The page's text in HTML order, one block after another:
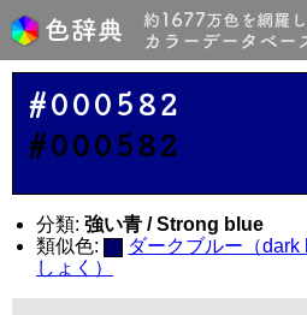
#000582
#000582
分類: 強い青 / Strong blue
類似色:
ダークブルー（
しょく）